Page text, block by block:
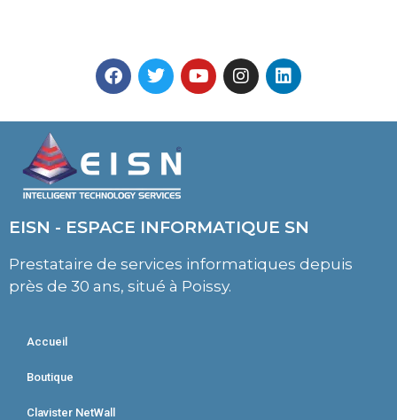
EISN - ESPACE INFORMATIQUE SN
Prestataire de services informatiques depuis
près de 30 ans, situé à Poissy.
Accueil
Boutique
Clavister NetWall